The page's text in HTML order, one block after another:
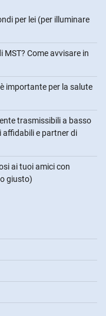
per lei (per illuminare
Come avvisare in
importante per la salute
trasmissibili a basso
e partner di
ai tuoi amici con
giusto)